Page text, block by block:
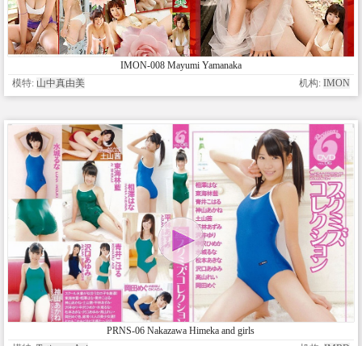
IMON-008 Mayumi Yamanaka
模特: 山中真由美 机构: IMON
PRNS-06 Nakazawa Himeka and girls